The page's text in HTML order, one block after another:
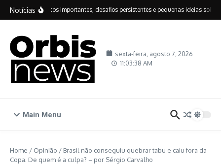
Ir para o conteúdo
Notícias
IDEB: avanços importantes, desafios persistentes e pequenas ideias sobre
sexta-feira, agosto 7, 2026
11:03:39 AM
Main Menu
Home / Opinião / Brasil não conseguiu quebrar tabu e caiu fora da
Copa. De quem é a culpa? – por Sérgio Carvalho